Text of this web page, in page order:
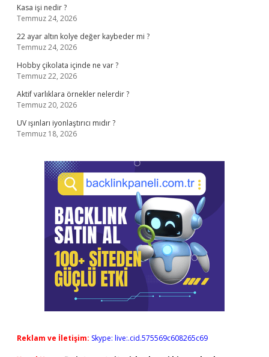
Kasa işi nedir ?
Temmuz 24, 2026
22 ayar altın kolye değer kaybeder mi ?
Temmuz 24, 2026
Hobby çikolata içinde ne var ?
Temmuz 22, 2026
Aktif varlıklara örnekler nelerdir ?
Temmuz 20, 2026
UV ışınları iyonlaştırıcı mıdır ?
Temmuz 18, 2026
Reklam ve İletişim: Skype: live:.cid.575569c608265c69